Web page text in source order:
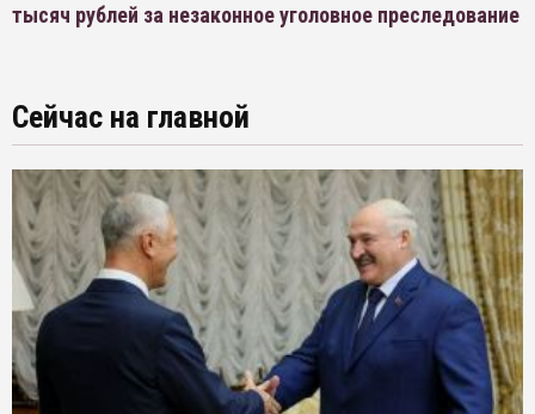
тысяч рублей за незаконное уголовное преследование
Сейчас на главной